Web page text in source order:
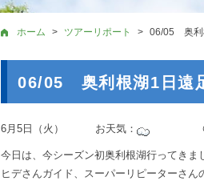
ホーム ツアーリポート 06/05 奥利
06/05 奥利根湖1日遠
6月5日（火） お天気： ＠奥
今日は、今シーズン初奥利根湖行ってきま
ヒデさんガイド、スーパーリピーターさ